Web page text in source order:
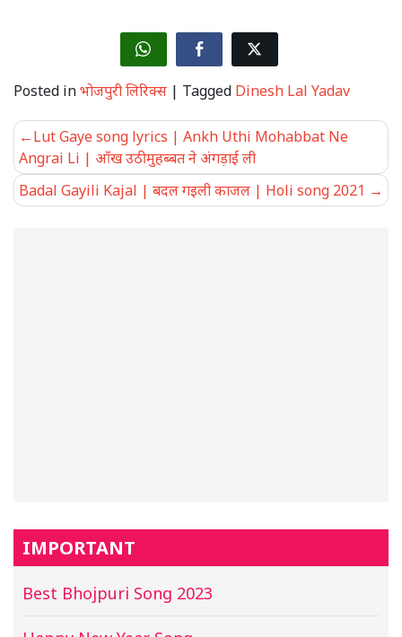
Posted inभोजपुरी लिरिक्स | Tagged Dinesh Lal Yadav
Post
navigation
Lut Gaye song lyrics | Ankh Uthi Mohabbat Ne
Angrai Li | आँख उठी मुहब्बत ने अंगड़ाई ली
Badal Gayili Kajal | बदल गइली काजल | Holi song 2021
IMPORTANT
Best Bhojpuri Song 2023